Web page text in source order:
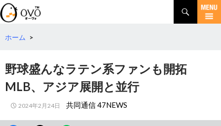
検
索
コ
テ
へ
ホーム >
野球盛んなラテン系ファンも開拓
MLB、アジア展開と並行
2024年2月24日 共同通信 47NEWS